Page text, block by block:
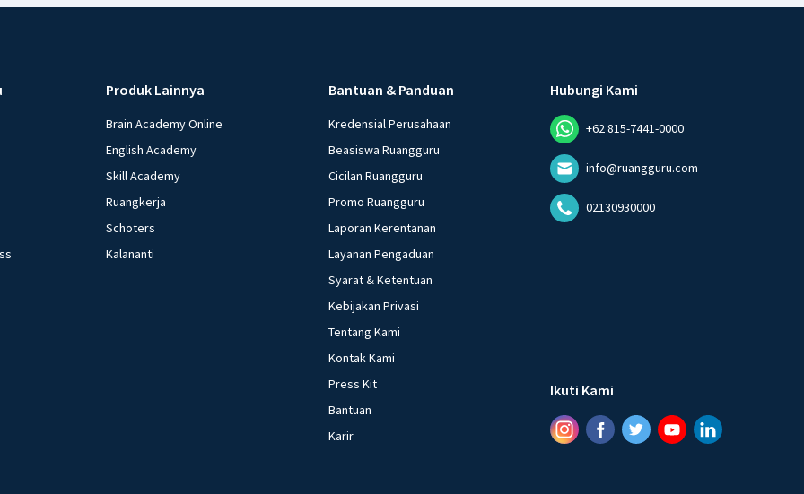
Produk Lainnya
Brain Academy Online
English Academy
Skill Academy
Ruangkerja
Schoters
Kalananti
Bantuan & Panduan
Kredensial Perusahaan
Beasiswa Ruangguru
Cicilan Ruangguru
Promo Ruangguru
Laporan Kerentanan
Layanan Pengaduan
Syarat & Ketentuan
Kebijakan Privasi
Tentang Kami
Kontak Kami
Press Kit
Bantuan
Karir
Hubungi Kami
+62 815-7441-0000
info@ruangguru.com
02130930000
Ikuti Kami